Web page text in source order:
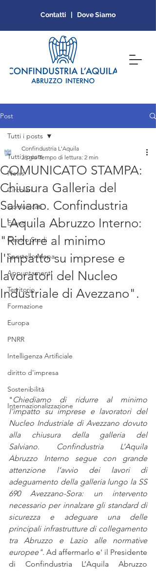
Contatti | Dove Siamo
Post
Tutti i posts
News
Circolari
Comunicati
Eventi
Centro Studi
Sportello Mepa
Appuntamenti
Territorio
Formazione
Europa
PNRR
Intelligenza Artificiale
diritto d'impresa
Sostenibilità
Internazionalizzazione
Tutti i posts
COMUNICATO STAMPA:
Chiusura Galleria del
Salviano. Confindustria
L'Aquila Abruzzo Interno:
"Ridurre al minimo
l'impatto su imprese e
lavoratori del Nucleo
Industriale di Avezzano".
Confindustria L'Aquila
26 giu Tempo di lettura: 2 min
" Chiediamo di ridurre al minimo
l'impatto su imprese e lavoratori del
Nucleo Industriale di Avezzano dovuto
alla chiusura della galleria del
Salviano. Confindustria L’Aquila
Abruzzo Interno segue con grande
attenzione l’avvio dei lavori di
adeguamento della galleria lungo la SS
690 Avezzano-Sora: un intervento
necessario per innalzare gli standard di
sicurezza e adeguare una delle
principali infrastrutture di collegamento
tra Abruzzo e Lazio alle normative
europee". Ad affermarlo e' il Presidente
di Confindustria L’Aquila Abruzzo